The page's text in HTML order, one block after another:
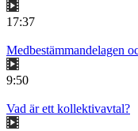
17:37
Medbestämmandelagen
9:50
Vad är ett kollektivavtal?